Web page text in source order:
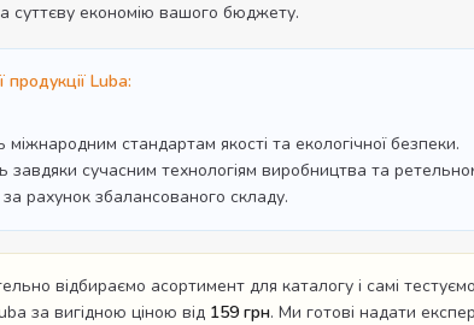
суттєву економію вашого бюджету.
Luba:
міжнародним стандартам якості та екологічної безпеки.
завдяки сучасним технологіям виробництва та
рахунок збалансованого складу.
відбираємо асортимент для каталогу і самі
за вигідною ціною від 159 грн. Ми готові надати